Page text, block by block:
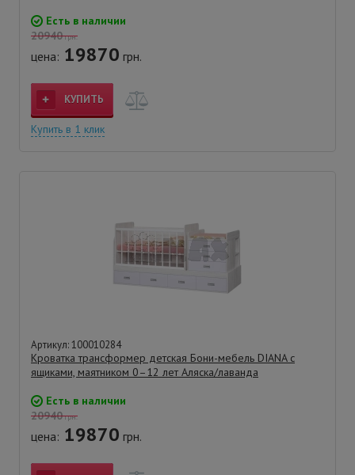
Есть в наличии
20940грн.
цена: 19870 грн.
КУПИТЬ
Купить в 1 клик
Артикул: 100010284
Кроватка трансформер детская Бони-мебель DIANA с
ящиками, маятником 0–12 лет Аляска/лаванда
Есть в наличии
20940грн.
цена: 19870 грн.